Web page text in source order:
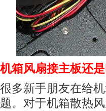
机箱风扇接主板还是
很多新手朋友在给
题。对于机箱散热